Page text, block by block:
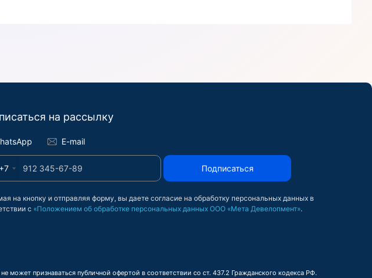
на рассылку
E-mail
+7 Подписаться
на кнопку и отправляя форму, вы даете согласие на обработку персональных данных в
с «Положением об обработке персональных данных ООО «Мета Девелопмент».
признаваться публичной офертой в соответствии со ст. 437.2 Гражданского кодекса РФ.